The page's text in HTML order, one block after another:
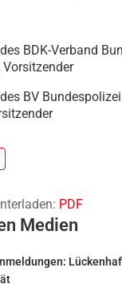
BDK-Verband
BV Bundespolizei
PDF
Medien